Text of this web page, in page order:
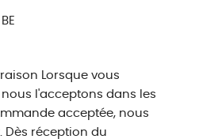
BE
Lorsque vous
l'acceptons dans les
acceptée, nous
Dès réception du